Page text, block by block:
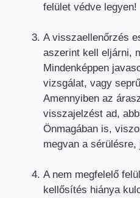
felület védve legyen!
A visszaellenőrzés
aszerint kell eljárni,
Mindenképpen
vizsgálat, vagy
Amennyiben az
visszajelzést ad,
Önmagában is,
megvan a
A nem megfelelő
kellősítés hiánya